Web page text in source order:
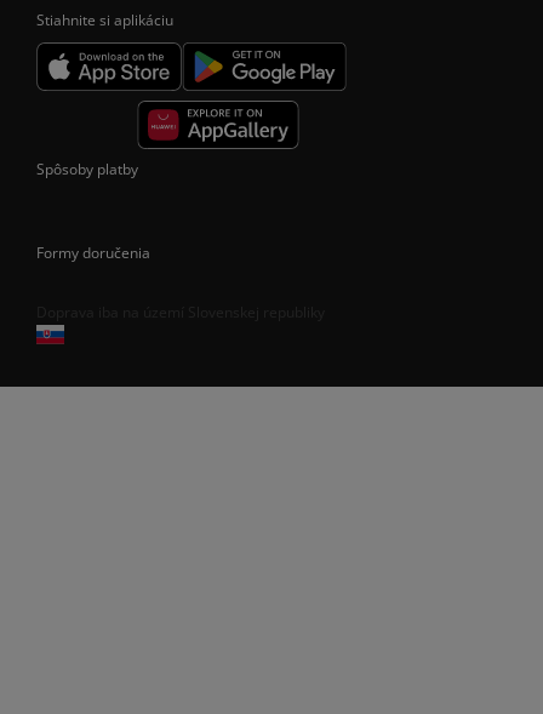
Stiahnite si aplikáciu
Spôsoby platby
Formy doručenia